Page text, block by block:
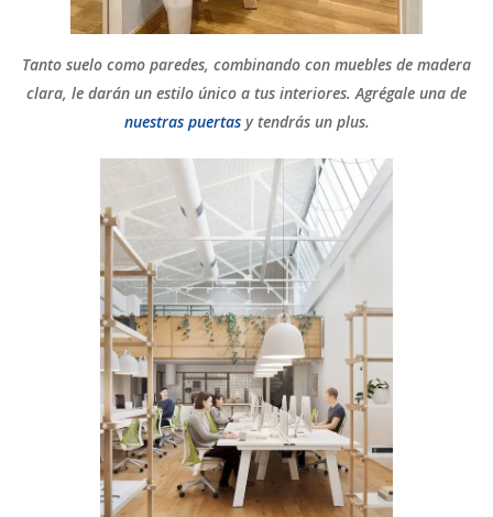
Tanto suelo como paredes, combinando con muebles de madera
clara, le darán un estilo único a tus interiores. Agrégale una de
nuestras puertasy tendrás un plus.